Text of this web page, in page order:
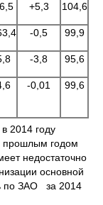
+5,3 104,6
-0,5 99,9
-3,8 95,6
-0,01 99,6
2014 году
прошлым годом
недостаточно
основной
по ЗАО за 2014